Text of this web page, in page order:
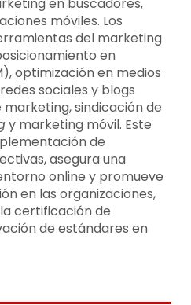
móviles. Los
del marketing
en
optimización en medios
sociales y blogs
sindicación de
y marketing móvil. Este
de
asegura una
online y promueve
en las organizaciones,
certificación de
de estándares en